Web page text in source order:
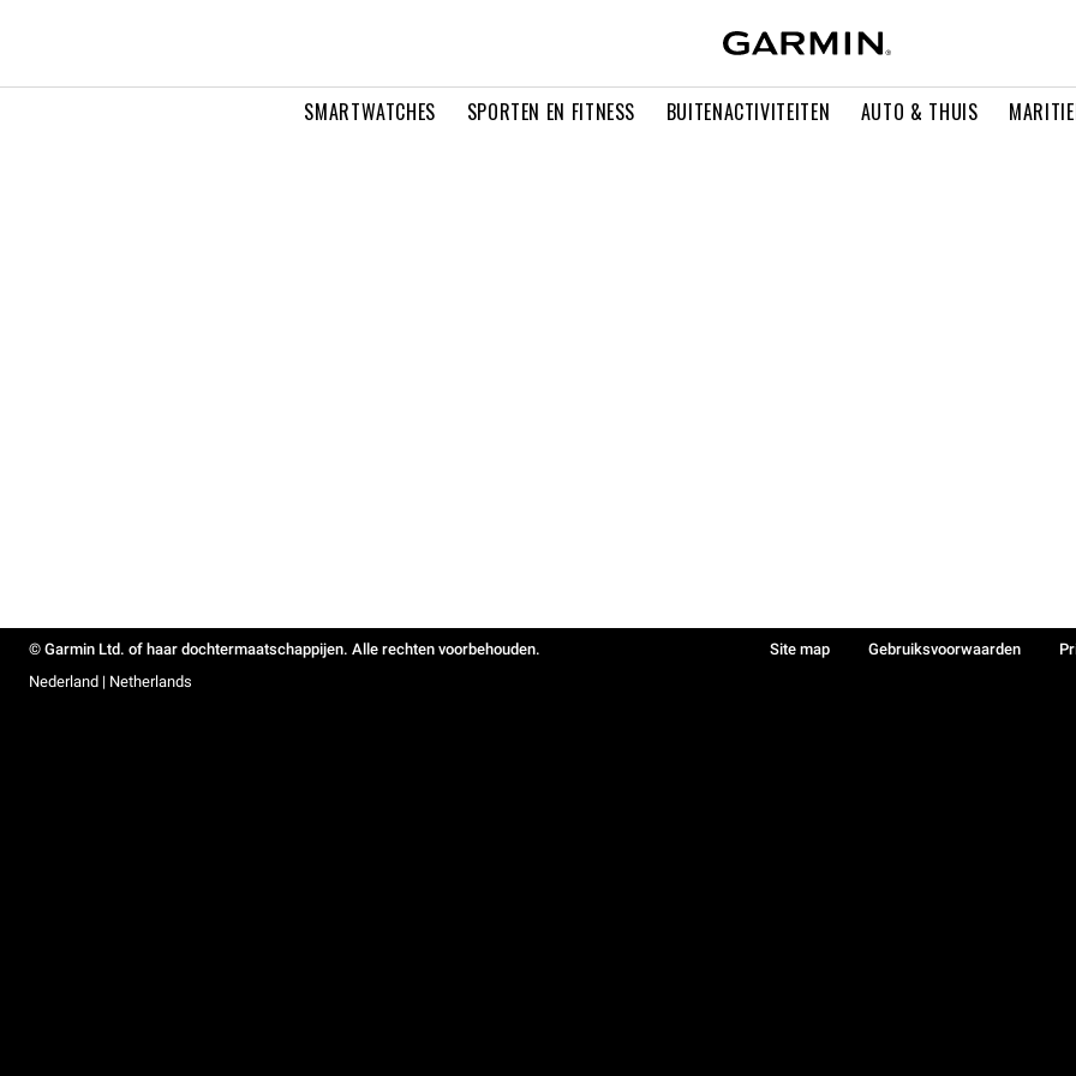
SMARTWATCHES SPORTEN EN FITNESS BUITENACTIVITEITEN AUTO & THUIS
© Garmin Ltd. of haar dochtermaatschappijen. Alle rechten voorbehouden. Site map Gebruiksvoorwaarden
Nederland | Netherlands